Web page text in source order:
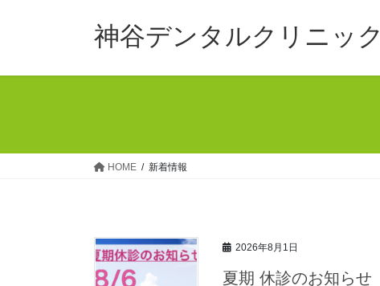
神谷デンタルクリニック
HOME 新着情報
2026年8月1日
夏期 休診のお知らせ